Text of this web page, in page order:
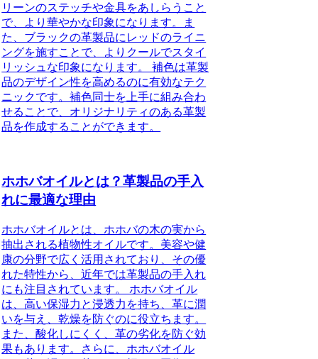
リーンのステッチや金具をあしらうこと
で、より華やかな印象になります。ま
た、ブラックの革製品にレッドのライニ
ングを施すことで、よりクールでスタイ
リッシュな印象になります。 補色は革製
品のデザイン性を高めるのに有効なテク
ニックです。補色同士を上手に組み合わ
せることで、オリジナリティのある革製
品を作成することができます。
ホホバオイルとは？革製品の手入
れに最適な理由
ホホバオイルとは、ホホバの木の実から
抽出される植物性オイルです。美容や健
康の分野で広く活用されており、その優
れた特性から、近年では革製品の手入れ
にも注目されています。 ホホバオイル
は、高い保湿力と浸透力を持ち、革に潤
いを与え、乾燥を防ぐのに役立ちます。
また、酸化しにくく、革の劣化を防ぐ効
果もあります。さらに、ホホバオイル